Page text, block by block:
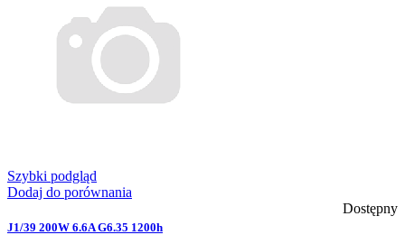
Szybki podgląd
Dodaj do porównania
Dostępny
J1/39 200W 6.6A G6.35 1200h